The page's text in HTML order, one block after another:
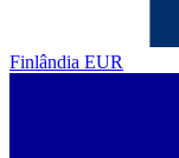
Finlândia EUR